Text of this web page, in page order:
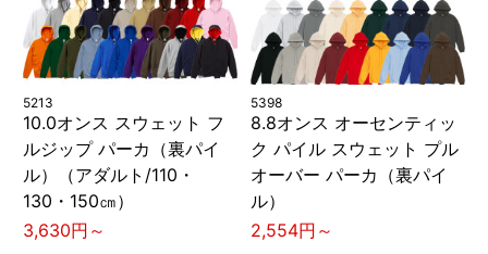
5213
10.0オンス スウェット フ
ルジップ パーカ（裏パイ
ル）（アダルト/110・
130・150㎝）
3,630円～
5398
8.8オンス オーセンティッ
ク パイル スウェット プル
オーバー パーカ（裏パイ
ル）
2,554円～